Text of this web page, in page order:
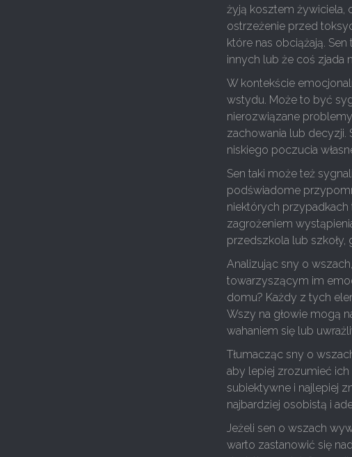
żyją kosztem żywiciela,
ostrzeżenie przed
które nas obciążają.
innych lub że coś zjada
W kontekście
wstydu. Może to być
nierozwiązane
zachowania lub
niskiego poczucia
Sen taki może też
podświadome
niektórych
zagrożeniem
przedszkola lub szkoły,
Analizując sny o
towarzyszącym im
domu? Każdy z tych
Wszy na głowie mogą
wahaniem się lub
Tłumacząc sny o
aby lepiej zrozumieć
subiektywne i najlepiej
najbardziej osobistą i
Jeżeli sen o wszach
warto zastanowić się